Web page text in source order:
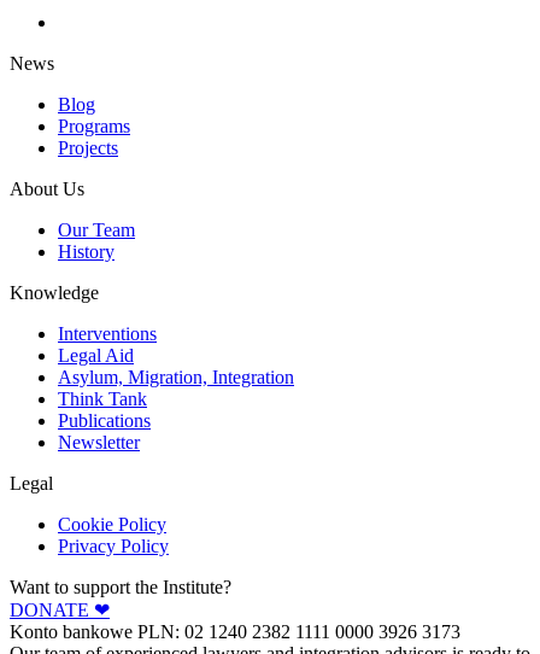
News
Blog
Programs
Projects
About Us
Our Team
History
Knowledge
Interventions
Legal Aid
Asylum, Migration, Integration
Think Tank
Publications
Newsletter
Legal
Cookie Policy
Privacy Policy
Want to support the Institute?
DONATE ❤︎
Konto bankowe PLN: 02 1240 2382 1111 0000 3926 3173